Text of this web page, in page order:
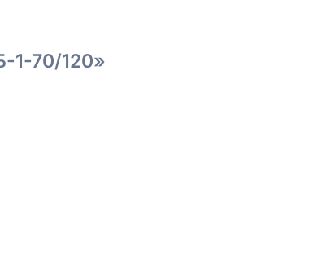
1-70/120»